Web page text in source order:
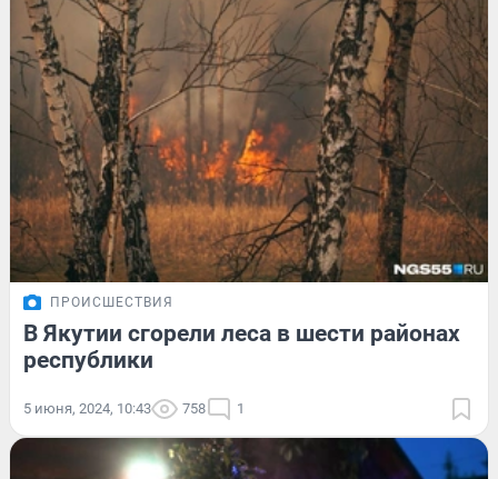
ПРОИСШЕСТВИЯ
В Якутии сгорели леса в шести районах
республики
5 июня, 2024, 10:43 758 1